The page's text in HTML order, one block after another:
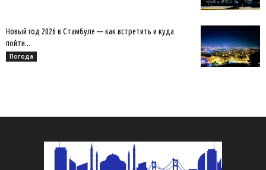
Новый год 2026 в Стамбуле — как встретить и куда
пойти...
Погода